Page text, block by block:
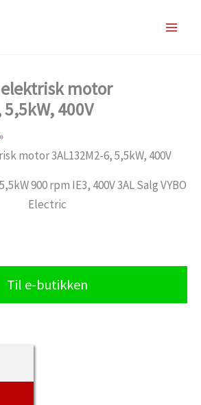
motor
400V
motor 3AL132M2-6, 5,5kW, 400V
Til e-butikken